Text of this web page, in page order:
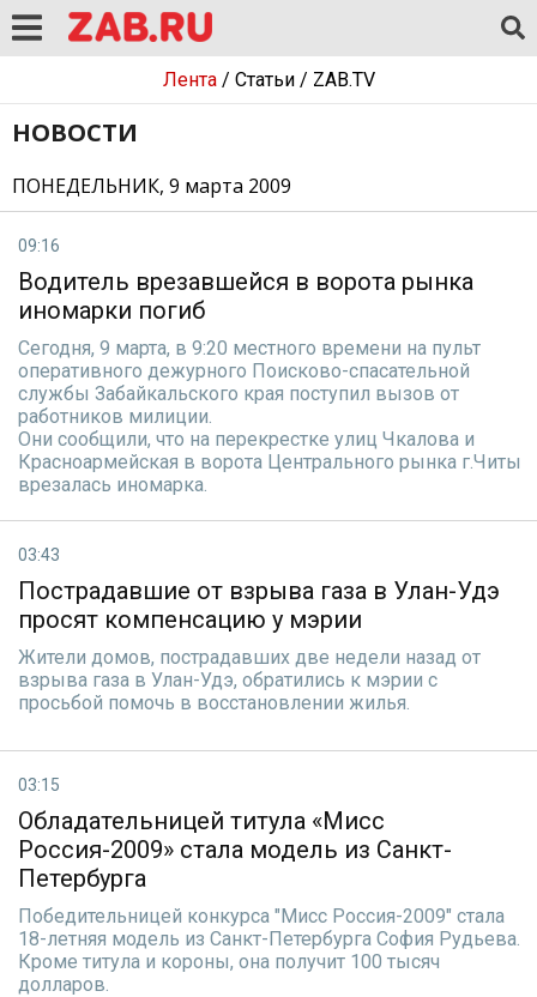
Лента/ Статьи/ ZAB.TV
НОВОСТИ
ПОНЕДЕЛЬНИК, 9 марта 2009
09:16
Водитель врезавшейся в ворота рынка
иномарки погиб
Сегодня, 9 марта, в 9:20 местного времени на пульт
оперативного дежурного Поисково-спасательной
службы Забайкальского края поступил вызов от
работников милиции.
Они сообщили, что на перекрестке улиц Чкалова и
Красноармейская в ворота Центрального рынка г.Читы
врезалась иномарка.
03:43
Пострадавшие от взрыва газа в Улан-Удэ
просят компенсацию у мэрии
Жители домов, пострадавших две недели назад от
взрыва газа в Улан-Удэ, обратились к мэрии с
просьбой помочь в восстановлении жилья.
03:15
Обладательницей титула «Мисс
Россия-2009» стала модель из Санкт-
Петербурга
Победительницей конкурса "Мисс Россия-2009" стала
18-летняя модель из Санкт-Петербурга София Рудьева.
Кроме титула и короны, она получит 100 тысяч
долларов.